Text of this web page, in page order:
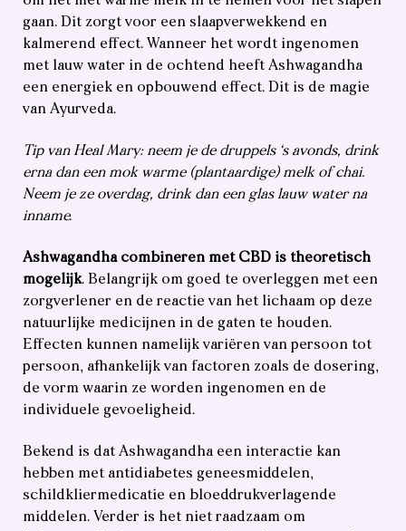
gaan. Dit zorgt voor een slaapverwekkend en
kalmerend effect. Wanneer het wordt ingenomen
met lauw water in de ochtend heeft Ashwagandha
een energiek en opbouwend effect. Dit is de magie
van Ayurveda.
Tip van Heal Mary: neem je de druppels ‘s avonds, drink
erna dan een mok warme (plantaardige) melk of chai.
Neem je ze overdag, drink dan een glas lauw water na
inname.
Ashwagandha combineren met CBD is theoretisch
mogelijk. Belangrijk om goed te overleggen met een
zorgverlener en de reactie van het lichaam op deze
natuurlijke medicijnen in de gaten te houden.
Effecten kunnen namelijk variëren van persoon tot
persoon, afhankelijk van factoren zoals de dosering,
de vorm waarin ze worden ingenomen en de
individuele gevoeligheid.
Bekend is dat Ashwagandha een interactie kan
hebben met antidiabetes geneesmiddelen,
schildkliermedicatie en bloeddrukverlagende
middelen. Verder is het niet raadzaam om